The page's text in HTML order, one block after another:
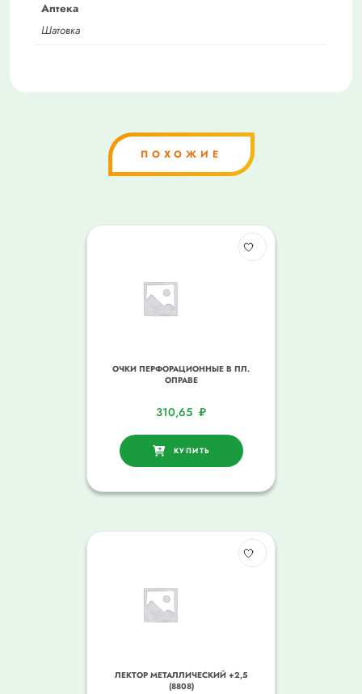
Аптека
Шатовка
ПОХОЖИЕ
ОЧКИ ПЕРФОРАЦИОННЫЕ В ПЛ.
ОПРАВЕ
310,65 ₽
КУПИТЬ
ЛЕКТОР МЕТАЛЛИЧЕСКИЙ +2,5
(8808)